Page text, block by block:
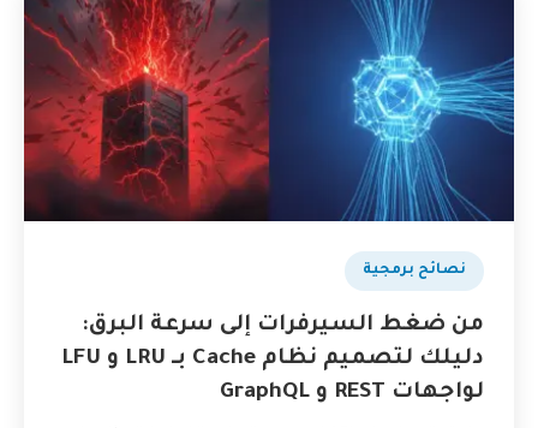
نصائح برمجية
من ضغط السيرفرات إلى سرعة البرق:
دليلك لتصميم نظام Cache بـ LRU و LFU
لواجهات REST و GraphQL